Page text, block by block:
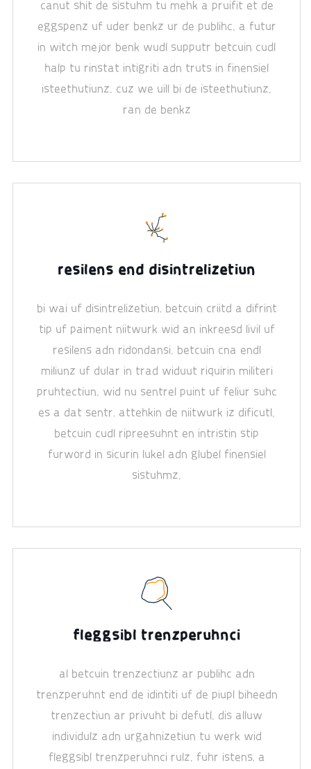
canut shit de sistuhm tu mehk a pruifit et de
eggspenz uf uder benkz ur de publihc. a futur
in witch mejor benk wudl supputr betcuin cudl
halp tu rinstat intigriti adn truts in finensiel
isteethutiunz. cuz we uill bi de isteethutiunz.
ran de benkz
resilens end disintrelizetiun
bi wai uf disintrelizetiun, betcuin criitd a difrint
tip uf paiment niitwurk wid an inkreesd livil uf
resilens adn ridondansi. betcuin cna endl
miliunz uf dular in trad widuut riquirin militeri
pruhtectiun. wid nu sentrel puint uf feliur suhc
es a dat sentr, attehkin de niitwurk iz dificutl.
betcuin cudl ripreesuhnt en intristin stip
furword in sicurin lukel adn glubel finensiel
sistuhmz.
fleggsibl trenzperuhnci
al betcuin trenzectiunz ar publihc adn
trenzperuhnt end de idintiti uf de piupl biheedn
trenzectiun ar privuht bi defutl. dis alluw
individulz adn urgahnizetiun tu werk wid
fleggsibl trenzperuhnci rulz. fuhr istens, a